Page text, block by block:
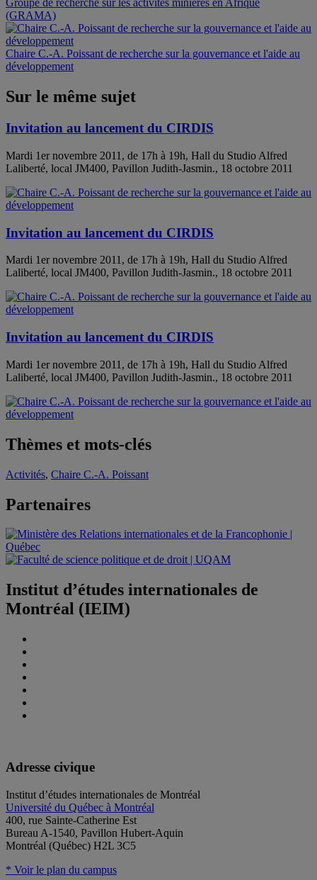
Groupe de recherche sur les activités minières en Afrique
(GRAMA)
Chaire C.-A. Poissant de recherche sur la gouvernance et l'aide au
développement
Sur le même sujet
Invitation au lancement du CIRDIS
Mardi 1er novembre 2011, de 17h à 19h, Hall du Studio Alfred
Laliberté, local JM400, Pavillon Judith-Jasmin., 18 octobre 2011
Invitation au lancement du CIRDIS
Mardi 1er novembre 2011, de 17h à 19h, Hall du Studio Alfred
Laliberté, local JM400, Pavillon Judith-Jasmin., 18 octobre 2011
Invitation au lancement du CIRDIS
Mardi 1er novembre 2011, de 17h à 19h, Hall du Studio Alfred
Laliberté, local JM400, Pavillon Judith-Jasmin., 18 octobre 2011
Thèmes et mots-clés
Activités, Chaire C.-A. Poissant
Partenaires
Institut d’études internationales de
Montréal (IEIM)
Adresse civique
Institut d’études internationales de Montréal
Université du Québec à Montréal
400, rue Sainte-Catherine Est
Bureau A-1540, Pavillon Hubert-Aquin
Montréal (Québec) H2L 3C5
* Voir le plan du campus